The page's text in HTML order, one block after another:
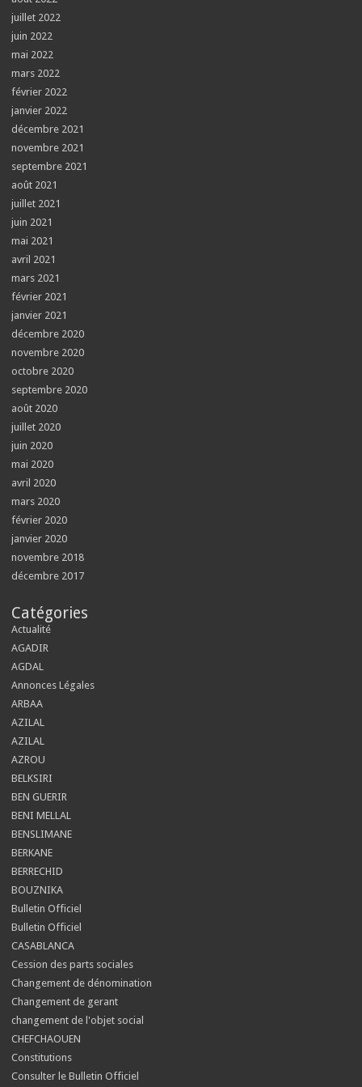
juillet 2022
juin 2022
mai 2022
mars 2022
février 2022
janvier 2022
décembre 2021
novembre 2021
septembre 2021
août 2021
juillet 2021
juin 2021
mai 2021
avril 2021
mars 2021
février 2021
janvier 2021
décembre 2020
novembre 2020
octobre 2020
septembre 2020
août 2020
juillet 2020
juin 2020
mai 2020
avril 2020
mars 2020
février 2020
janvier 2020
novembre 2018
décembre 2017
Catégories
Actualité
AGADIR
AGDAL
Annonces Légales
ARBAA
AZILAL
AZILAL
AZROU
BELKSIRI
BEN GUERIR
BENI MELLAL
BENSLIMANE
BERKANE
BERRECHID
BOUZNIKA
Bulletin Officiel
Bulletin Officiel
CASABLANCA
Cession des parts sociales
Changement de dénomination
Changement de gerant
changement de l'objet social
CHEFCHAOUEN
Constitutions
Consulter le Bulletin Officiel